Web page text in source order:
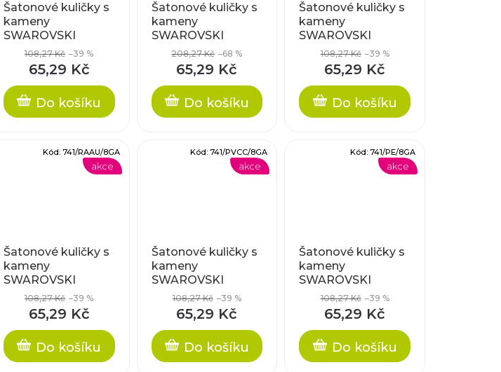
Šatonové kuličky s
kameny
SWAROVSKI
ELEMENTS, cca
8mm
108,27 Kč –39 %
65,29 Kč
Do košíku
Šatonové kuličky s
kameny
SWAROVSKI
ELEMENTS, cca
8mm
208,27 Kč –68 %
65,29 Kč
Do košíku
Šatonové kuličky s
kameny
SWAROVSKI
ELEMENTS, cca
8mm
108,27 Kč –39 %
65,29 Kč
Do košíku
akce
Šatonové kuličky s
kameny
SWAROVSKI
ELEMENTS, cca
8mm
108,27 Kč –39 %
65,29 Kč
Do košíku
Kód: 741/RAAU/8GA
akce
Šatonové kuličky s
kameny
SWAROVSKI
ELEMENTS, cca
8mm
108,27 Kč –39 %
65,29 Kč
Do košíku
Kód:741/PVCC/8GA
akce
Šatonové kuličky s
kameny
SWAROVSKI
ELEMENTS, cca
8mm
108,27 Kč –39 %
65,29 Kč
Do košíku
Kód: 741/PE/8GA